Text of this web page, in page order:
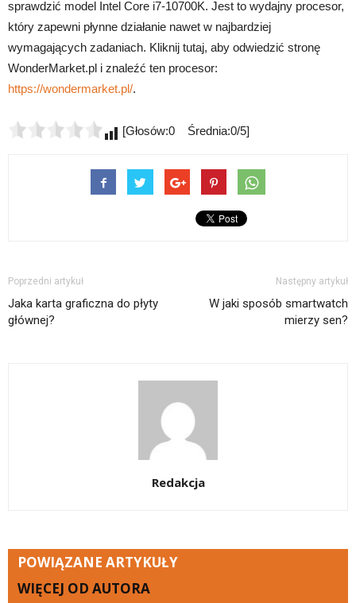
sprawdzić model Intel Core i7-10700K. Jest to wydajny procesor,
który zapewni płynne działanie nawet w najbardziej
wymagających zadaniach. Kliknij tutaj, aby odwiedzić stronę
WonderMarket.pl i znaleźć ten procesor:
https://wondermarket.pl/.
[Głosów:0 Średnia:0/5]
Poprzedni artykuł
Jaka karta graficzna do płyty
głównej?
Następny artykuł
W jaki sposób smartwatch
mierzy sen?
Redakcja
POWIĄZANE ARTYKUŁY
WIĘCEJ OD AUTORA